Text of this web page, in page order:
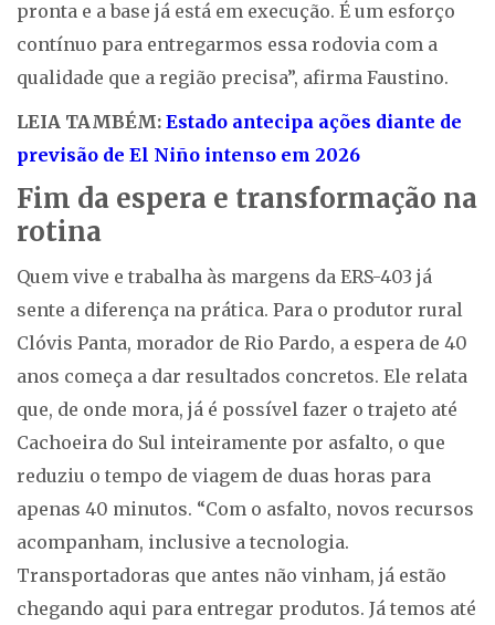
pronta e a base já está em execução. É um esforço
contínuo para entregarmos essa rodovia com a
qualidade que a região precisa”, afirma Faustino.
LEIA TAMBÉM: Estado antecipa ações diante de
previsão de El Niño intenso em 2026
Fim da espera e transformação na
rotina
Quem vive e trabalha às margens da ERS-403 já
sente a diferença na prática. Para o produtor rural
Clóvis Panta, morador de Rio Pardo, a espera de 40
anos começa a dar resultados concretos. Ele relata
que, de onde mora, já é possível fazer o trajeto até
Cachoeira do Sul inteiramente por asfalto, o que
reduziu o tempo de viagem de duas horas para
apenas 40 minutos. “Com o asfalto, novos recursos
acompanham, inclusive a tecnologia.
Transportadoras que antes não vinham, já estão
chegando aqui para entregar produtos. Já temos até